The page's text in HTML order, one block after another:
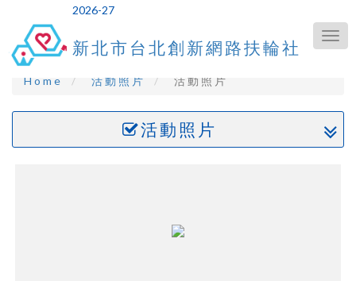
新北市台北創新網路扶輪社
Home 活動照片 活動照片
活動照片